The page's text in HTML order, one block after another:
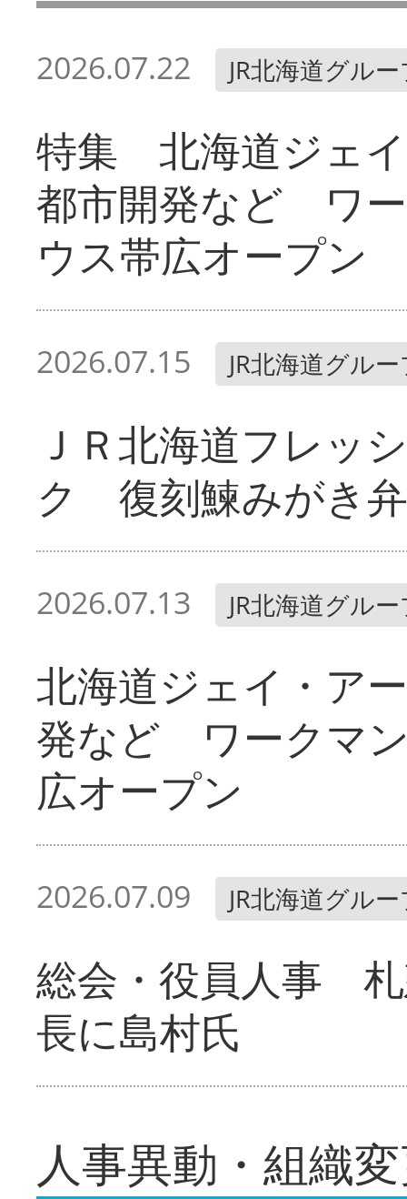
2026.07.22 JR北海道グル
特集 北海道ジェ
都市開発など ワ
ウス帯広オープン
2026.07.15 JR北海道グル
ＪＲ北海道フレッ
ク 復刻鰊みがき
2026.07.13 JR北海道グル
北海道ジェイ・ア
発など ワークマ
広オープン
2026.07.09 JR北海道グル
総会・役員人事
長に島村氏
人事異動・組織